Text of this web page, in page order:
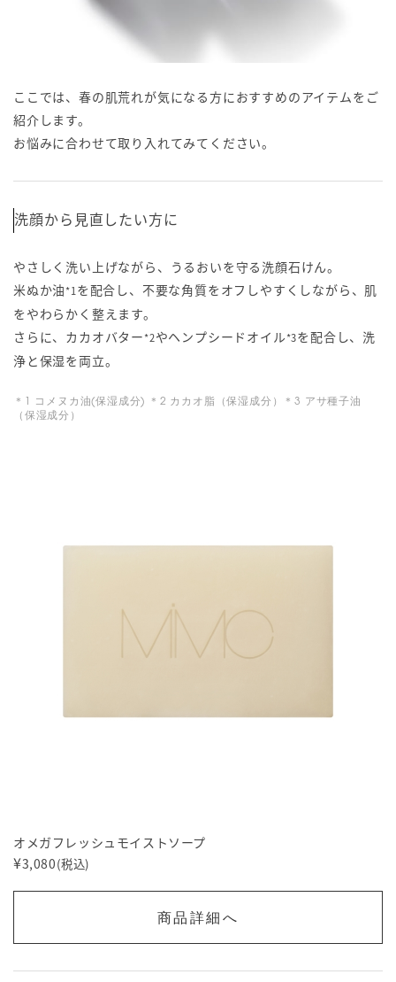
ここでは、春の肌荒れが気になる方におすすめのアイテムをご
紹介します。
お悩みに合わせて取り入れてみてください。
洗顔から見直したい方に
やさしく洗い上げながら、うるおいを守る洗顔石けん。
米ぬか油*1を配合し、不要な角質をオフしやすくしながら、肌
をやわらかく整えます。
さらに、カカオバター*2やヘンプシードオイル*3を配合し、洗
浄と保湿を両立。
＊1 コメヌカ油(保湿成分) ＊2 カカオ脂（保湿成分）＊3 アサ種子油
（保湿成分）
オメガフレッシュモイストソープ
¥3,080(税込)
商品詳細へ